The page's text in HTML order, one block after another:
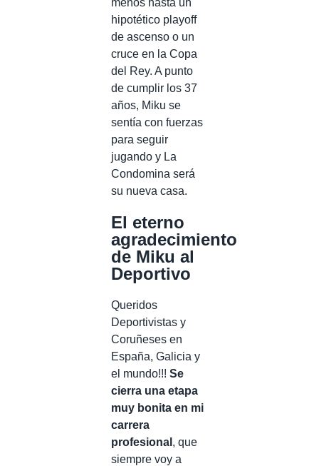
menos hasta un
hipotético playoff
de ascenso o un
cruce en la Copa
del Rey. A punto
de cumplir los 37
años, Miku se
sentía con fuerzas
para seguir
jugando y La
Condomina será
su nueva casa.
El eterno
agradecimiento
de Miku al
Deportivo
Queridos
Deportivistas y
Coruñeses en
España, Galicia y
el mundo!!! Se
cierra una etapa
muy bonita en mi
carrera
profesional , que
siempre voy a